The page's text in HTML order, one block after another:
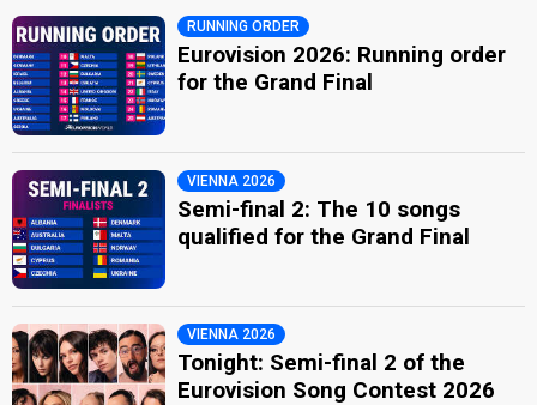
RUNNING ORDER
Eurovision 2026: Running order
for the Grand Final
VIENNA 2026
Semi-final 2: The 10 songs
qualified for the Grand Final
VIENNA 2026
Tonight: Semi-final 2 of the
Eurovision Song Contest 2026